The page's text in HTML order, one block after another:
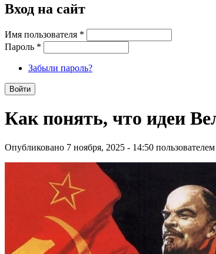
Вход на сайт
Имя пользователя *
Пароль *
Забыли пароль?
Как понять, что идеи
Опубликовано 7 ноября, 2025 - 14:50 пользователем